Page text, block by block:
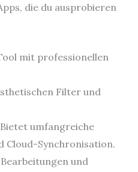
die du ausprobieren
mit professionellen
Filter und
umfangreiche
Cloud-Synchronisation.
und